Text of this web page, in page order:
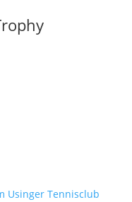
Usinger Tennisclub